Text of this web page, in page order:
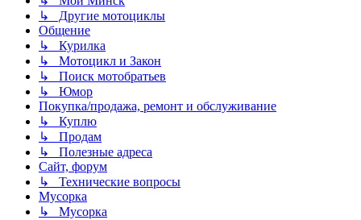
↳ Другие мотоциклы
Общение
↳ Курилка
↳ Мотоцикл и Закон
↳ Поиск мотобратьев
↳ Юмор
Покупка/продажа, ремонт и обслуживание
↳ Куплю
↳ Продам
↳ Полезные адреса
Сайт, форум
↳ Технические вопросы
Мусорка
↳ Мусорка